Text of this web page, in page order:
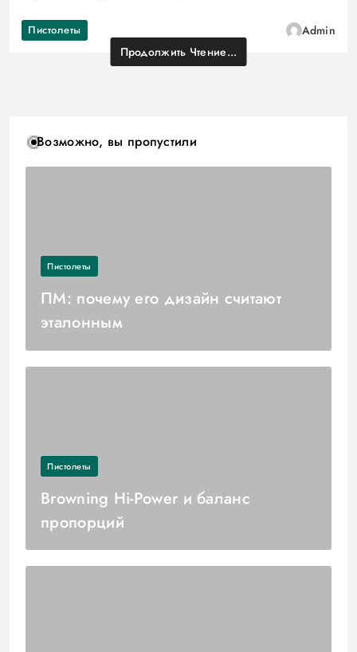
Пистолеты
Admin
Продолжить Чтение...
Возможно, вы пропустили
Пистолеты
ПМ: почему его дизайн считают
эталонным
Пистолеты
Browning Hi-Power и баланс
пропорций